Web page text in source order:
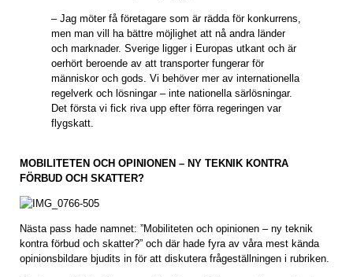
– Jag möter få företagare som är rädda för konkurrens,
men man vill ha bättre möjlighet att nå andra länder
och marknader. Sverige ligger i Europas utkant och är
oerhört beroende av att transporter fungerar för
människor och gods. Vi behöver mer av internationella
regelverk och lösningar – inte nationella särlösningar.
Det första vi fick riva upp efter förra regeringen var
flygskatt.
MOBILITETEN OCH OPINIONEN – NY TEKNIK KONTRA
FÖRBUD OCH SKATTER?
Nästa pass hade namnet: ”Mobiliteten och opinionen – ny teknik
kontra förbud och skatter?” och där hade fyra av våra mest kända
opinionsbildare bjudits in för att diskutera frågeställningen i rubriken.